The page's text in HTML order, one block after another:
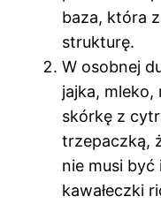
baza, która
strukturę.
W osobnej
jajka, mleko,
skórkę z
trzepaczką,
nie musi być
kawałeczki